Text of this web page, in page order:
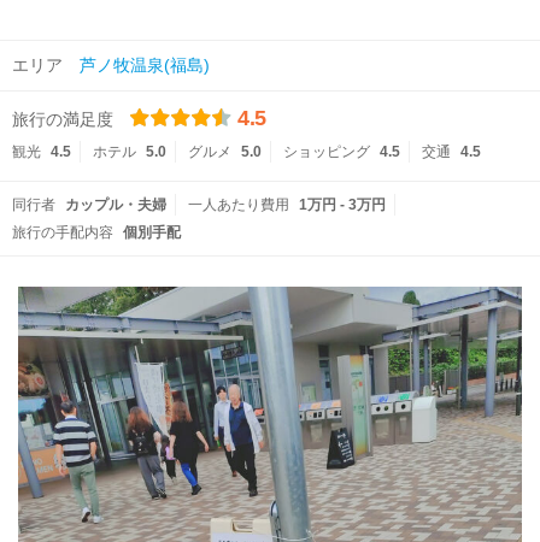
エリア 芦ノ牧温泉(福島)
旅行の満足度 4.5
観光 4.5 ホテル 5.0 グルメ 5.0 ショッピング 4.5 交通 4.5
同行者 カップル・夫婦 一人あたり費用
1万円 - 3万円
旅行の手配内容
個別手配